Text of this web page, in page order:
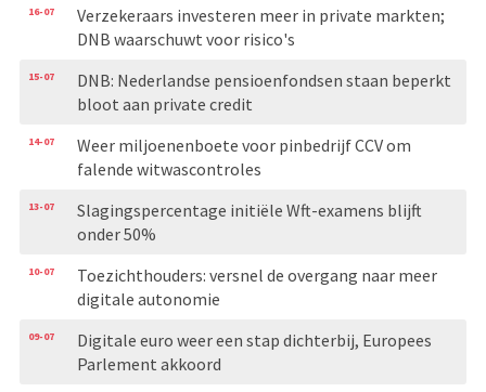
16-07
Verzekeraars investeren meer in private markten;
DNB waarschuwt voor risico's
15-07
DNB: Nederlandse pensioenfondsen staan beperkt
bloot aan private credit
14-07
Weer miljoenenboete voor pinbedrijf CCV om
falende witwascontroles
13-07
Slagingspercentage initiële Wft-examens blijft
onder 50%
10-07
Toezichthouders: versnel de overgang naar meer
digitale autonomie
09-07
Digitale euro weer een stap dichterbij, Europees
Parlement akkoord